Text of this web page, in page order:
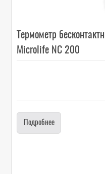
Термометр
Microlife NC 200
Подробнее